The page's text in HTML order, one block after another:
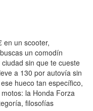
en un scooter,
un comodín
sin que te cueste
a 130 por autovía sin
hueco tan específico,
la Honda Forza
filosofías